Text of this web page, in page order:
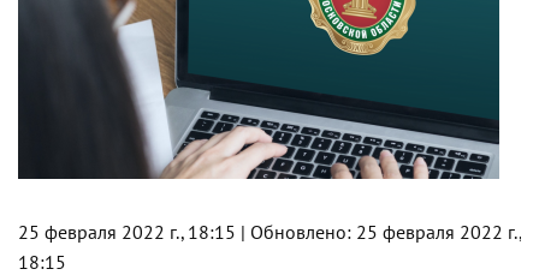
25 февраля 2022 г., 18:15 | Обновлено: 25 февраля 2022 г.,
18:15